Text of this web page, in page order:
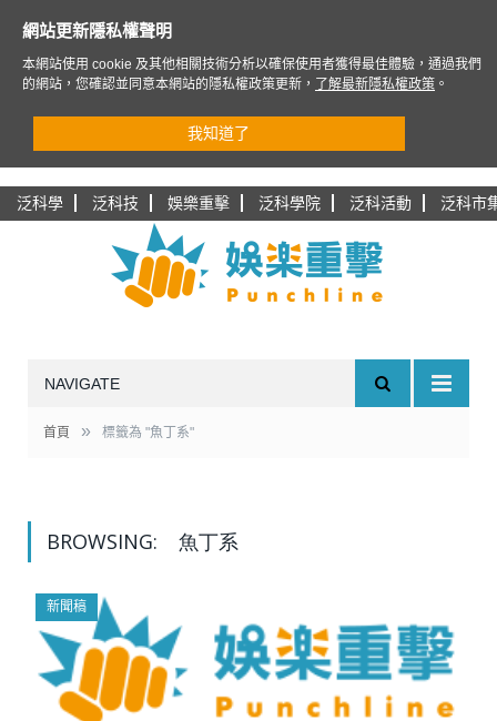
泛科學 泛科技 娛樂重擊 泛科學院 泛科活動 泛科市
NAVIGATE
首頁 » 標籤為 "魚丁系"
BROWSING: 魚丁系
新聞稿
網站更新隱私權聲明
本網站使用 cookie 及其他相關技術分析以確保使用者獲得最佳體驗，通過我們
的網站，您確認並同意本網站的隱私權政策更新，
了解最新隱私權政策 。
我知道了